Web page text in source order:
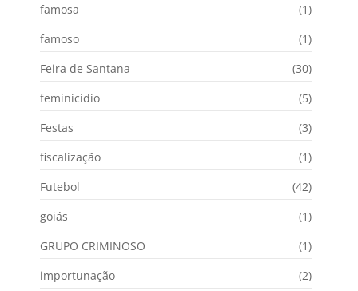
famosa
(1)
famoso
(1)
Feira de Santana
(30)
feminicídio
(5)
Festas
(3)
fiscalização
(1)
Futebol
(42)
goiás
(1)
GRUPO CRIMINOSO
(1)
importunação
(2)